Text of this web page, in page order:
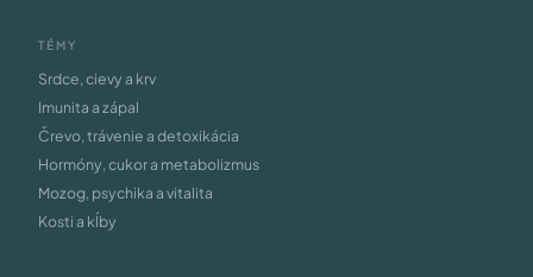
TÉMY
Srdce, cievy a krv
Imunita a zápal
Črevo, trávenie a detoxikácia
Hormóny, cukor a metabolizmus
Mozog, psychika a vitalita
Kosti a kĺby